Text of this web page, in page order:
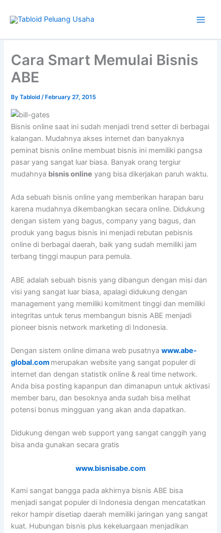
Cara Smart Memulai Bisnis
ABE
ByTabloid/ February 27, 2015
Bisnis online saat ini sudah menjadi trend setter di berbagai
kalangan. Mudahnya akses internet dan banyaknya
peminat bisnis online membuat bisnis ini memiliki pangsa
pasar yang sangat luar biasa. Banyak orang tergiur
mudahnya bisnis online yang bisa dikerjakan paruh waktu.
Ada sebuah bisnis online yang memberikan harapan baru
karena mudahnya dikembangkan secara online. Didukung
dengan sistem yang bagus, company yang bagus, dan
produk yang bagus bisnis ini menjadi rebutan pebisnis
online di berbagai daerah, baik yang sudah memiliki jam
terbang tinggi maupun para pemula.
ABE adalah sebuah bisnis yang dibangun dengan misi dan
visi yang sangat luar biasa, apalagi didukung dengan
management yang memiliki komitment tinggi dan memiliki
integritas untuk terus membangun bisnis ABE menjadi
pioneer bisnis network marketing di Indonesia.
Dengan sistem online dimana web pusatnyawww.abe-
global.com merupakan website yang sangat populer di
internet dan dengan statistik online & real time network.
Anda bisa posting kapanpun dan dimanapun untuk aktivasi
member baru, dan besoknya anda sudah bisa melihat
potensi bonus mingguan yang akan anda dapatkan.
Didukung dengan web support yang sangat canggih yang
bisa anda gunakan secara gratis
www.bisnisabe.com
Kami sangat bangga pada akhirnya bisnis ABE bisa
menjadi sangat populer di Indonesia dengan mencatatkan
rekor hampir disetiap daerah memiliki jaringan yang sangat
kuat. Hubungan bisnis plus kekeluargaan menjadikan
your
email…